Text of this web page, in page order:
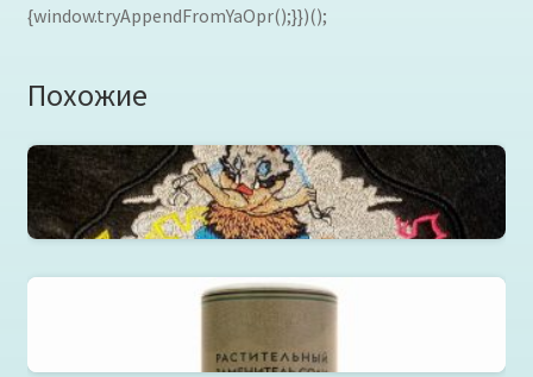
{window.tryAppendFromYaOpr();}})();
Похожие
Клинок рассекающий демонов нашивка, фетр, 27см